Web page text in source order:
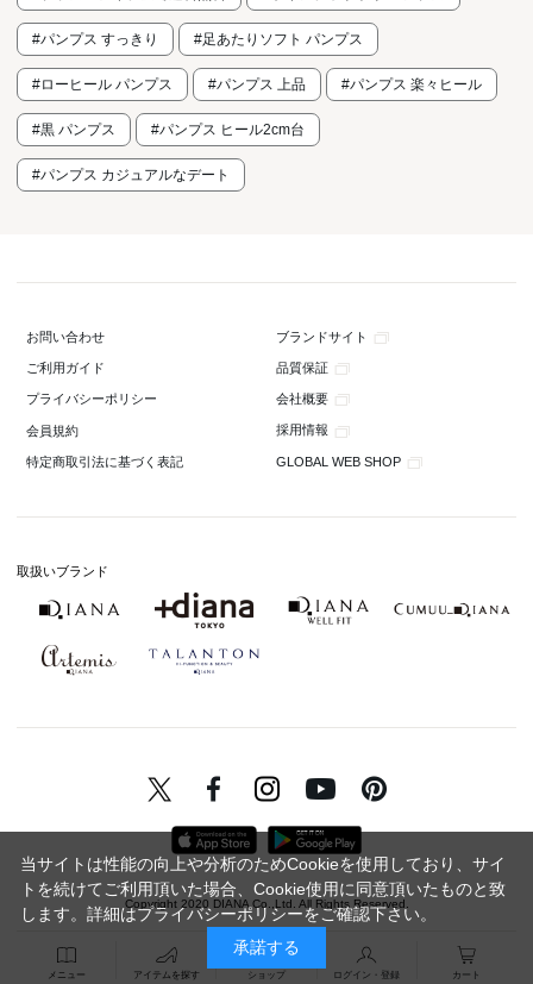
#パンプス すっきり #足あたりソフト パンプス
#ローヒール パンプス #パンプス 上品 #パンプス 楽々ヒール
#黒 パンプス #パンプス ヒール2cm台
#パンプス カジュアルなデート
お問い合わせ ブランドサイト
ご利用ガイド 品質保証
プライバシーポリシー 会社概要
会員規約 採用情報
特定商取引法に基づく表記 GLOBAL WEB SHOP
取扱いブランド
Copyright 2020 DIANA Co.,Ltd. All Rights Reserved.
メニュー アイテムを探す ショップ ログイン・登録 カート
当サイトは性能の向上や分析のためCookieを使用しており、サイ
トを続けてご利用頂いた場合、Cookie使用に同意頂いたものと致
します。詳細はプライバシーポリシーをご確認下さい。
承諾する